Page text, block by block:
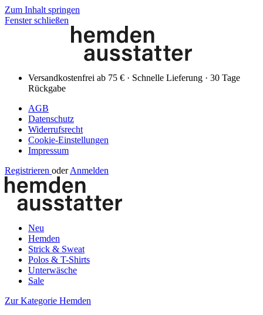
Zum Inhalt springen
Fenster schließen
Versandkostenfrei ab 75 € · Schnelle Lieferung · 30 Tage
Rückgabe
AGB
Datenschutz
Widerrufsrecht
Cookie-Einstellungen
Impressum
Registrieren oder Anmelden
Neu
Hemden
Strick & Sweat
Polos & T-Shirts
Unterwäsche
Sale
Zur Kategorie Hemden